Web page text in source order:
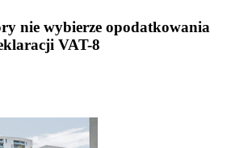
nie wybierze opodatkowania
VAT-8